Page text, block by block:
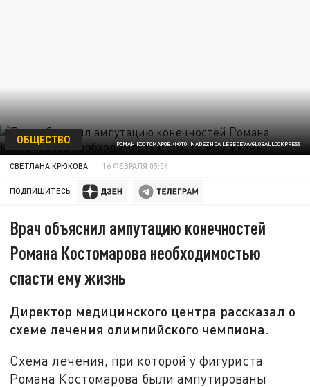
РОМАН КОСТОМАРОВ. ФОТО: NADEZHDA LEBEDEVA/GLOBALLOOKPRESS
ОБЩЕСТВО
СВЕТЛАНА КРЮКОВА 16 ФЕВРАЛЯ 05:54
ПОДПИШИТЕСЬ:
Врач объяснил ампутацию конечностей
Романа Костомарова необходимостью
спасти ему жизнь
Директор медицинского центра рассказал о
схеме лечения олимпийского чемпиона.
Схема лечения, при которой у фигуриста
Романа Костомарова были ампутированы